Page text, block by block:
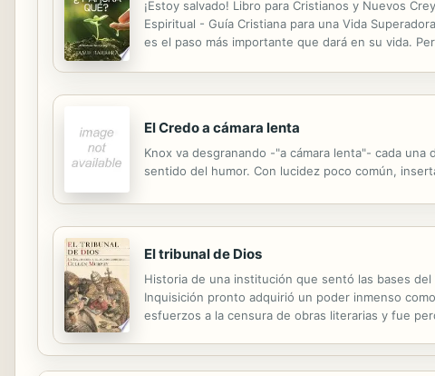
¡Estoy salvado! Libro para Cristianos y Nuevos
Espiritual - Guía Cristiana para una Vida
es el paso más importante que dará en su vida.
El Credo a cámara lenta
Knox va desgranando -"a cámara lenta"- cada
sentido del humor. Con lucidez poco común,
El tribunal de Dios
Historia de una institución que sentó las bases
Inquisición pronto adquirió un poder inmenso
esfuerzos a la censura de obras literarias y fue